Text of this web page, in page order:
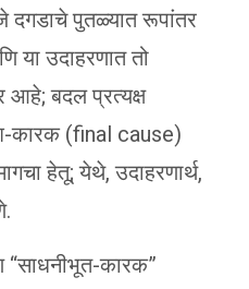
पुतळ्यात रूपांतर
उदाहरणात तो
आहे; बदल प्रत्यक्ष
कारक (final cause)
हेतू; येथे, उदाहरणार्थ,
“साधनीभूत-कारक”